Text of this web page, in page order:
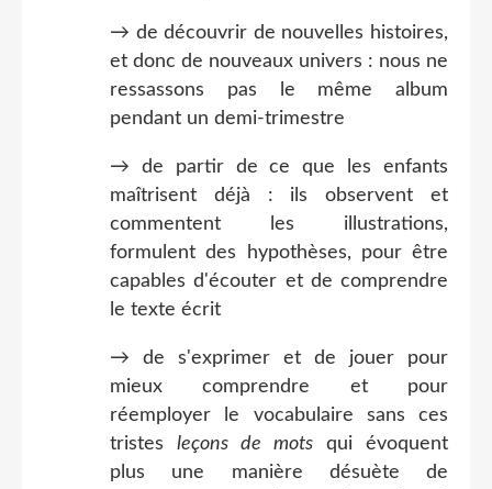
→ de découvrir de nouvelles histoires,
et donc de nouveaux univers : nous ne
ressassons pas le même album
pendant un demi-trimestre
→ de partir de ce que les enfants
maîtrisent déjà : ils observent et
commentent les illustrations,
formulent des hypothèses, pour être
capables d'écouter et de comprendre
le texte écrit
→ de s'exprimer et de jouer pour
mieux comprendre et pour
réemployer le vocabulaire sans ces
tristes leçons de mots qui évoquent
plus une manière désuète de